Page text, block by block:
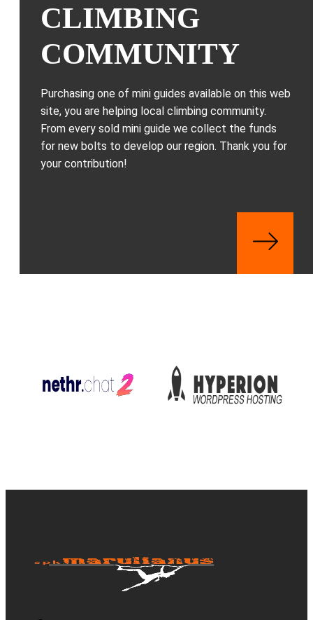
CLIMBING
COMMUNITY
Purchasing one of mini guides available on this web
site, you are helping local climbing community.
From every sold mini guide we collect the funds
for new bolts to develop our region. Thank you for
your contribution!